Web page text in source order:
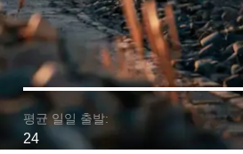
평균 일일 출발:
24